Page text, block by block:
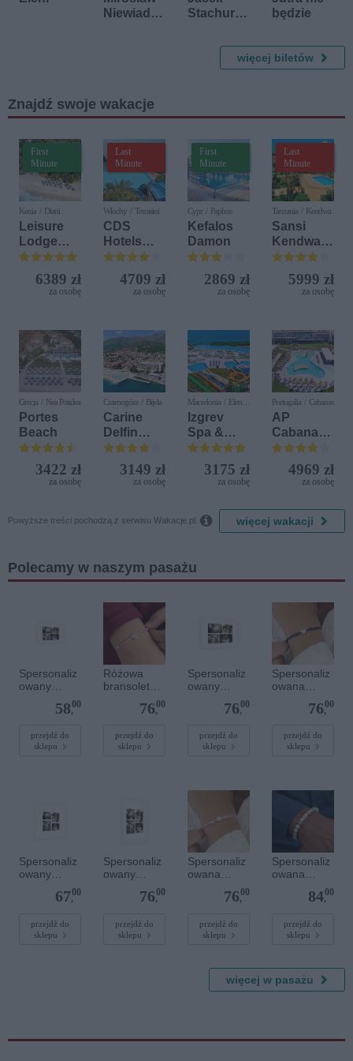
Niewiado
Stachursk
będzie
więcej biletów
Znajdź swoje wakacje
First
Minute
Kenia / Diani
Leisure
Lodge
Beach &
Golf
Resort by
Diamonds
6389 zł
za osobę
Last
Minute
Włochy / Terrasini
CDS
Hotels
Terrasini
(ex. Citta
del Mare)
4709 zł
za osobę
First
Minute
Cypr / Paphos
Kefalos
Damon
2869 zł
za osobę
Last
Minute
Tanzania / Kendwa
Sansi
Kendwa
Beach
Resort
5999 zł
za osobę
Grecja / Nea Potidea
Portes
Beach
3422 zł
za osobę
Czarnogóra / Bijela
Carine
Delfin
Bijela (ex.
Iberostar
Bijela
3149 zł
za osobę
Macedonia / Elen
Kamen
Izgrev
Spa &
Aquapark
3175 zł
za osobę
Portugalia / Cabanas
AP
Cabanas
Beach &
Nature
4969 zł
za osobę
Powyższe treści pochodzą z serwisu Wakacje.pl.  więcej wakacji
Polecamy w naszym pasażu
Spersonaliz
owany
plakat - 30 x
58,
00
przejdź do
sklepu
Różowa
bransoletka
dla dzieci -
owana -
Srebrne
76,
00
przejdź do
sklepu
Spersonaliz
owany
plakat - 60 x
76,
00
przejdź do
sklepu
Spersonaliz
owana
bransoletka
sznurkowa -
Srebrne
serce
76,
00
przejdź do
sklepu
Spersonaliz
owany
plakat - 40 x
67,
00
przejdź do
sklepu
Spersonaliz
owany
plakat - 40 x
76,
00
przejdź do
sklepu
Spersonaliz
owana
bransoletka
sznurkowa -
Srebrne
kółko
76,
00
przejdź do
sklepu
Spersonaliz
owana
bransoletka
szlachetnym
i - Szary - M
84,
00
przejdź do
sklepu
więcej w pasażu